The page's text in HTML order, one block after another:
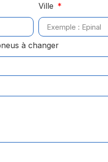
Ville
à changer